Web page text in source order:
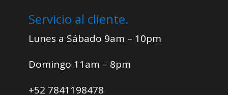
Servicio al cliente.
Lunes a Sábado 9am – 10pm
Domingo 11am – 8pm
+52 7841198478